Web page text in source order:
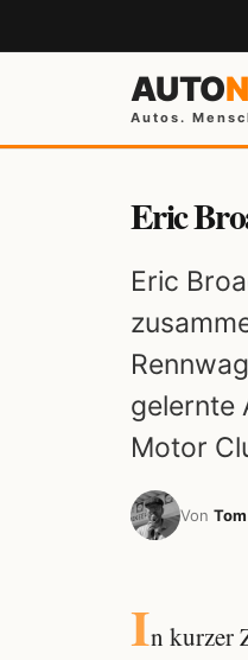
AUTO
Autos.
Eric
Eric
gelernte
Motor
Von
In kurzer